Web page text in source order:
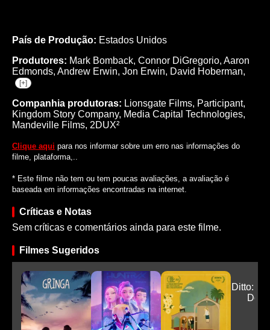
País de Produção: Estados Unidos
Produtores: Mark Bomback, Connor DiGregorio, Aaron
Edmonds, Andrew Erwin, Jon Erwin, David Hoberman,
[+]
Companhia produtoras: Lionsgate Films, Participant,
Kingdom Story Company, Media Capital Technologies,
Mandeville Films, 2DUX²
Clique aqui para nos informar sobre um erro nas informações do
filme, plataforma,..
* Este filme não tem ou tem poucas avaliações, a avaliação é
baseada em informações encontradas na internet.
Críticas e Notas
Sem críticas e comentários ainda para este filme.
Filmes Sugeridos
Ditto:
Do